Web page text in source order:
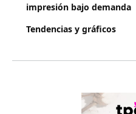
impresión bajo demanda
Tendencias y gráficos